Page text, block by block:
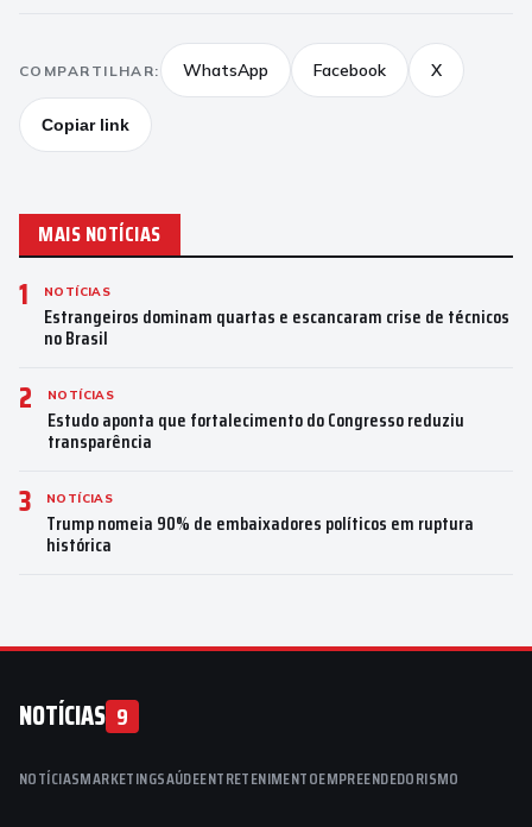
COMPARTILHAR: WhatsApp Facebook X
Copiar link
MAIS NOTÍCIAS
1 NOTÍCIAS
Estrangeiros dominam quartas e escancaram crise de técnicos
no Brasil
2 NOTÍCIAS
Estudo aponta que fortalecimento do Congresso reduziu
transparência
3 NOTÍCIAS
Trump nomeia 90% de embaixadores políticos em ruptura
histórica
NOTÍCIAS 9
NOTÍCIASMARKETINGSAÚDEENTRETENIMENTOEMPREENDEDORISMO